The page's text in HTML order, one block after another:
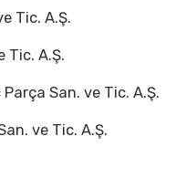
Tic. A.Ş.
Tic. A.Ş.
San. ve Tic. A.Ş.
ve Tic. A.Ş.